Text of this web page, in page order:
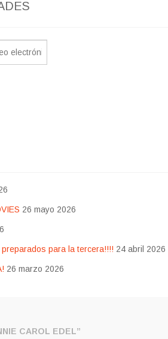
26 mayo 2026
para la tercera!!!! 24 abril 2026
26 marzo 2026
CAROL EDEL”